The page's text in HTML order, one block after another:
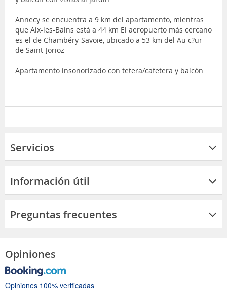
Annecy se encuentra a 9 km del apartamento, mientras
que Aix-les-Bains está a 44 km El aeropuerto más cercano
es el de Chambéry-Savoie, ubicado a 53 km del Au c?ur
de Saint-Jorioz
Apartamento insonorizado con tetera/cafetera y balcón
Servicios
Información útil
Preguntas frecuentes
Opiniones
Opiniones 100% verificadas